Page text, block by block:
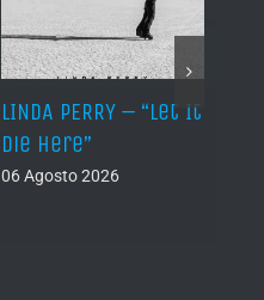
LINDA PERRY – “Let It
Die Here”
06 Agosto 2026